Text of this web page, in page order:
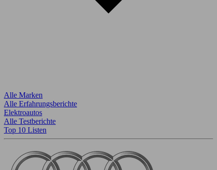
Alle Marken
Alle Erfahrungsberichte
Elektroautos
Alle Testberichte
Top 10 Listen